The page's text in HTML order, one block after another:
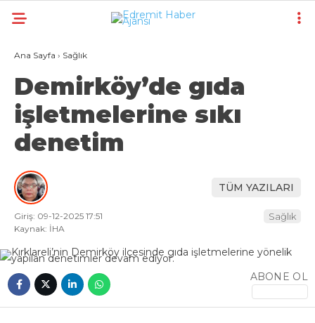
Ana Sayfa › Sağlık
Demirköy’de gıda
işletmelerine sıkı
denetim
TÜM YAZILARI
Giriş: 09-12-2025 17:51
Kaynak: İHA
Sağlık
ABONE OL